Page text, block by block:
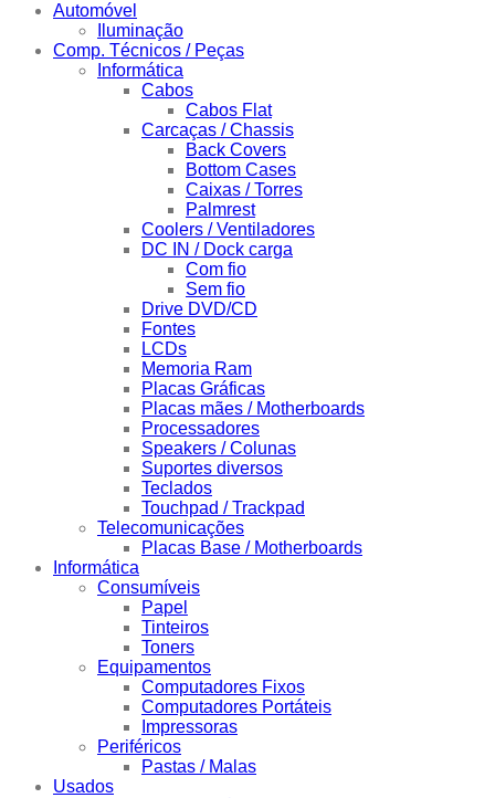
Automóvel
Iluminação
Comp. Técnicos / Peças
Informática
Cabos
Cabos Flat
Carcaças / Chassis
Back Covers
Bottom Cases
Caixas / Torres
Palmrest
Coolers / Ventiladores
DC IN / Dock carga
Com fio
Sem fio
Drive DVD/CD
Fontes
LCDs
Memoria Ram
Placas Gráficas
Placas mães / Motherboards
Processadores
Speakers / Colunas
Suportes diversos
Teclados
Touchpad / Trackpad
Telecomunicações
Placas Base / Motherboards
Informática
Consumíveis
Papel
Tinteiros
Toners
Equipamentos
Computadores Fixos
Computadores Portáteis
Impressoras
Periféricos
Pastas / Malas
Usados